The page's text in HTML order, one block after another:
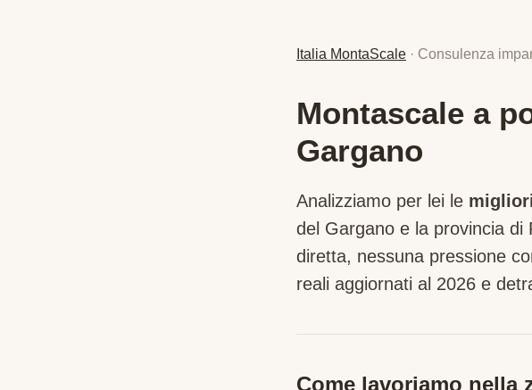
Italia MontaScale · Consulenza
Montascale a
Gargano
Analizziamo per lei le
del Gargano e la provincia di
diretta, nessuna pressione
reali aggiornati al 2026 e
Come lavoriamo nella